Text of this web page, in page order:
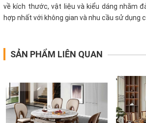
về kích thước, vật liệu và kiểu dáng nhằm
hợp nhất với không gian và nhu cầu sử dụng
SẢN PHẨM LIÊN QUAN